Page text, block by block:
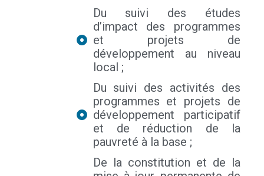
Du suivi des études
d’impact des programmes
et projets de
développement au niveau
local ;
Du suivi des activités des
programmes et projets de
développement participatif
et de réduction de la
pauvreté à la base ;
De la constitution et de la